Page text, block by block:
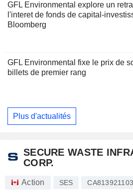
GFL Environmental explore un
l'interet de fonds de capital-
Bloomberg
GFL Environmental fixe le prix de
billets de premier rang
Plus d'actualités
SECURE WASTE
CORP.
Action SES